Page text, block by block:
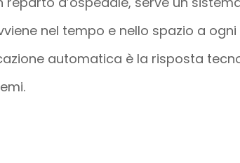
nel tempo e nello spazio a
automatica è la risposta